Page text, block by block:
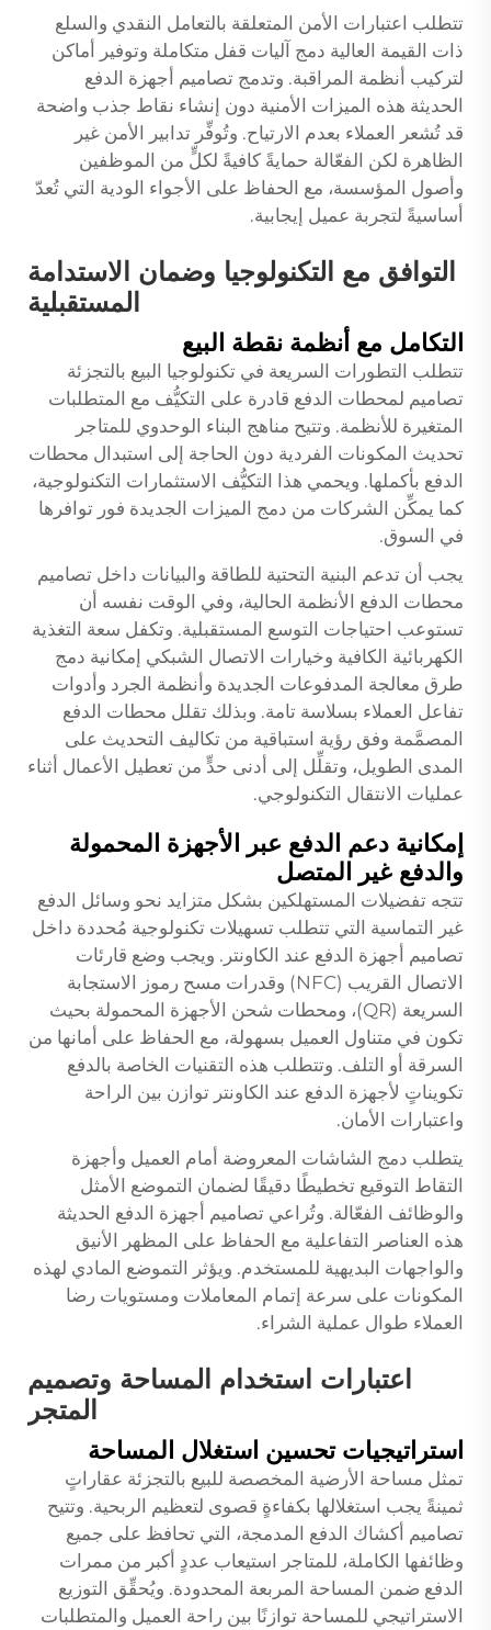
تتطلب اعتبارات الأمن المتعلقة بالتعامل النقدي والسلع
ذات القيمة العالية دمج آليات قفل متكاملة وتوفير أماكن
لتركيب أنظمة المراقبة. وتدمج تصاميم أجهزة الدفع
الحديثة هذه الميزات الأمنية دون إنشاء نقاط جذب واضحة
قد تُشعر العملاء بعدم الارتياح. وتُوفِّر تدابير الأمن غير
الظاهرة لكن الفعّالة حمايةً كافيةً لكلٍّ من الموظفين
وأصول المؤسسة، مع الحفاظ على الأجواء الودية التي تُعدّ
أساسيةً لتجربة عميل إيجابية.
التوافق مع التكنولوجيا وضمان الاستدامة
المستقبلية
التكامل مع أنظمة نقطة البيع
تتطلب التطورات السريعة في تكنولوجيا البيع بالتجزئة
تصاميم لمحطات الدفع قادرة على التكيُّف مع المتطلبات
المتغيرة للأنظمة. وتتيح مناهج البناء الوحدوي للمتاجر
تحديث المكونات الفردية دون الحاجة إلى استبدال محطات
الدفع بأكملها. ويحمي هذا التكيُّف الاستثمارات التكنولوجية،
كما يمكِّن الشركات من دمج الميزات الجديدة فور توافرها
في السوق.
يجب أن تدعم البنية التحتية للطاقة والبيانات داخل تصاميم
محطات الدفع الأنظمة الحالية، وفي الوقت نفسه أن
تستوعب احتياجات التوسع المستقبلية. وتكفل سعة التغذية
الكهربائية الكافية وخيارات الاتصال الشبكي إمكانية دمج
طرق معالجة المدفوعات الجديدة وأنظمة الجرد وأدوات
تفاعل العملاء بسلاسة تامة. وبذلك تقلل محطات الدفع
المصمَّمة وفق رؤية استباقية من تكاليف التحديث على
المدى الطويل، وتقلِّل إلى أدنى حدٍّ من تعطيل الأعمال أثناء
عمليات الانتقال التكنولوجي.
إمكانية دعم الدفع عبر الأجهزة المحمولة
والدفع غير المتصل
تتجه تفضيلات المستهلكين بشكل متزايد نحو وسائل الدفع
غير التماسية التي تتطلب تسهيلات تكنولوجية مُحددة داخل
تصاميم أجهزة الدفع عند الكاونتر. ويجب وضع قارئات
الاتصال القريب (NFC) وقدرات مسح رموز الاستجابة
السريعة (QR)، ومحطات شحن الأجهزة المحمولة بحيث
تكون في متناول العميل بسهولة، مع الحفاظ على أمانها من
السرقة أو التلف. وتتطلب هذه التقنيات الخاصة بالدفع
تكويناتٍ لأجهزة الدفع عند الكاونتر توازن بين الراحة
واعتبارات الأمان.
يتطلب دمج الشاشات المعروضة أمام العميل وأجهزة
التقاط التوقيع تخطيطًا دقيقًا لضمان التموضع الأمثل
والوظائف الفعّالة. وتُراعي تصاميم أجهزة الدفع الحديثة
هذه العناصر التفاعلية مع الحفاظ على المظهر الأنيق
والواجهات البديهية للمستخدم. ويؤثر التموضع المادي لهذه
المكونات على سرعة إتمام المعاملات ومستويات رضا
العملاء طوال عملية الشراء.
اعتبارات استخدام المساحة وتصميم
المتجر
استراتيجيات تحسين استغلال المساحة
تمثل مساحة الأرضية المخصصة للبيع بالتجزئة عقاراتٍ
ثمينةً يجب استغلالها بكفاءةٍ قصوى لتعظيم الربحية. وتتيح
تصاميم أكشاك الدفع المدمجة، التي تحافظ على جميع
وظائفها الكاملة، للمتاجر استيعاب عددٍ أكبر من ممرات
الدفع ضمن المساحة المربعة المحدودة. ويُحقِّق التوزيع
الاستراتيجي للمساحة توازنًا بين راحة العميل والمتطلبات